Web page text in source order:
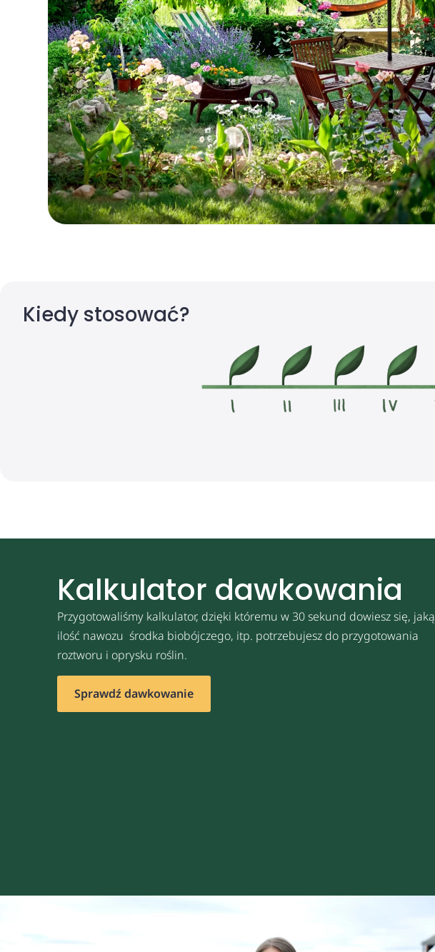
Kiedy stosować?
Kalkulator dawkowania
Przygotowaliśmy kalkulator, dzięki któremu w 30 sekund dowiesz się, jaką
ilość nawozu środka biobójczego, itp. potrzebujesz do przygotowania
roztworu i oprysku roślin.
Sprawdź dawkowanie